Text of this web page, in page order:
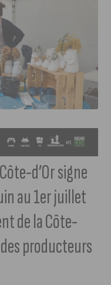
d’Or signe
au 1er juillet
de la Côte-
producteurs